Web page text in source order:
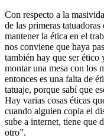
Con respecto a la
de las primeras
mantener la ética en el
nos conviene que haya
también hay que ser ético
montar una mesa con los
entonces es una falta de
tatuaje, porque sabí que
Hay varias cosas éticas
cuando alguien copia el
sube a internet, tiene que
otro”.